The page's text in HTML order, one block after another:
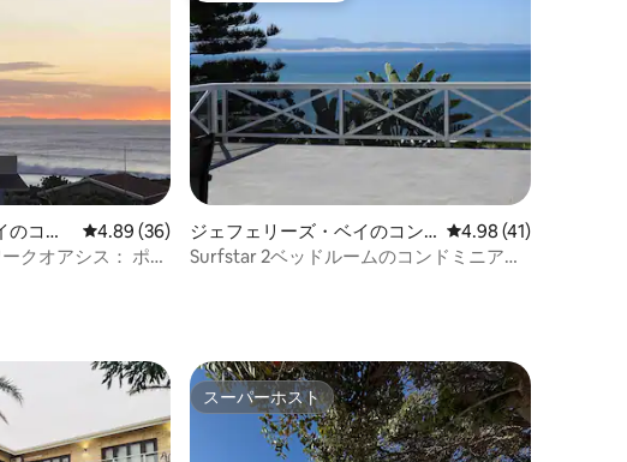
平均評価
のコン
レビュー36件、5つ星中4.89つ星の平均評価
4.89 (36)
オアシス： ポイ
ジェフェリーズ・ベイのコン
ドミニアム
レビュー41件、5つ
4.98 (41)
Surfstar 2ベッドルームのコンドミニア
スーパーホスト
スーパーホスト